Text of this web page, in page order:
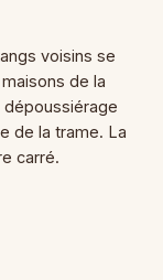
voisins se
de la
dépoussiérage
de la trame. La
carré.